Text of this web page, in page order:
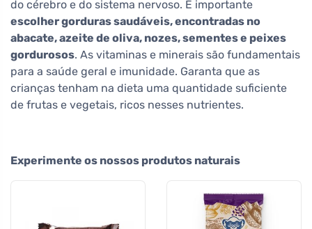
do cérebro e do sistema nervoso. É importante
escolher gorduras saudáveis, encontradas no
abacate, azeite de oliva, nozes, sementes e peixes
gordurosos. As vitaminas e minerais são fundamentais
para a saúde geral e imunidade. Garanta que as
crianças tenham na dieta uma quantidade suficiente
de frutas e vegetais, ricos nesses nutrientes.
Experimente os nossos produtos naturais